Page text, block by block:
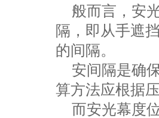
般而言，安
隔，即从手遮
的间隔。
安间隔是确
算方法应根据
而安光幕度